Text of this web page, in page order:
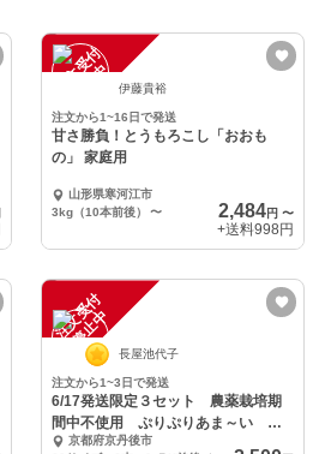
注
文
受
付
停
止
中 伊藤貴裕
注文から1~16日で発送
甘さ勝負！とうもろこし「おおも
の」 家庭用
山形県寒河江市
3kg（10本前後）
〜 2,484円〜
+送料998円
注
文
受
付
停
止
中
長屋池代子
注文から1~3日で発送
6/17発送限定３セット 農薬栽培期
間中不使用 ぷりぷりあま～い と
うもろこし
京都府京丹後市